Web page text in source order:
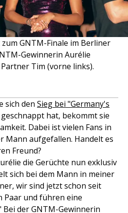
GNTM-Finale im Berliner
Gewinnerin Aurélie
Tim (vorne links).
sich den Sieg bei "Germany's
geschnappt hat, bekommt sie
Dabei ist vielen Fans in
Mann aufgefallen. Handelt es
Freund?
die Gerüchte nun exklusiv
sich bei dem Mann in meiner
wir sind jetzt schon seit
Paar und führen eine
Bei der GNTM-Gewinnerin